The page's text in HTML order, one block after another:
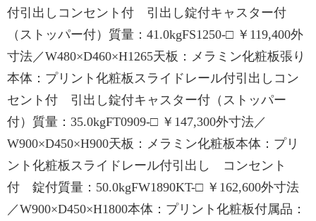
付引出しコンセント付 引出し錠付キャスター付
（ストッパー付）質量：41.0kgFS1250-□ ￥119,400外
寸法／W480×D460×H1265天板：メラミン化粧板張り
本体：プリント化粧板スライドレール付引出しコン
セント付 引出し錠付キャスター付（ストッパー
付）質量：35.0kgFT0909-□ ￥147,300外寸法／
W900×D450×H900天板：メラミン化粧板本体：プリ
ント化粧板スライドレール付引出し コンセント
付 錠付質量：50.0kgFW1890KT-□ ￥162,600外寸法
／W900×D450×H1800本体：プリント化粧板付属品：